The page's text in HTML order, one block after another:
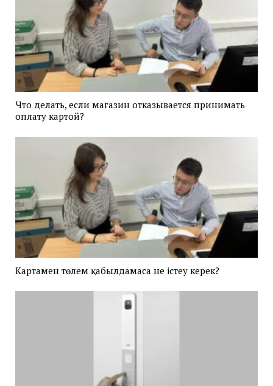
Что делать, если магазин отказывается принимать
оплату картой?
Картамен төлем қабылдамаса не істеу керек?